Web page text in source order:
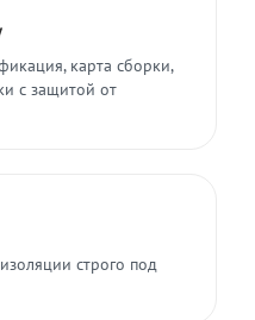
карта сборки,
с защитой от
строго под